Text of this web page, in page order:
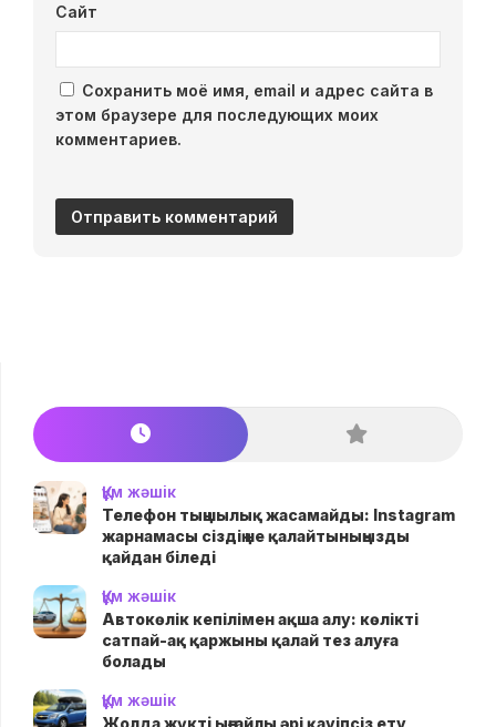
Сайт
Сохранить моё имя, email и адрес сайта в
этом браузере для последующих моих
комментариев.
Құм жәшік
Телефон тыңшылық жасамайды: Instagram
жарнамасы сіздің не қалайтыныңызды
қайдан біледі
Құм жәшік
Автокөлік кепілімен ақша алу: көлікті
сатпай-ақ қаржыны қалай тез алуға
болады
Құм жәшік
Жолда жүктi ыңғайлы әрі қауіпсіз ету